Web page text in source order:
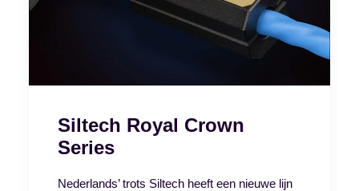
Siltech Royal Crown
Series
Nederlands’ trots Siltech heeft een nieuwe lijn